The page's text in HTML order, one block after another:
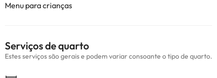
Menu para crianças
Serviços de quarto
Estes serviços são gerais e podem variar consoante o tipo de quarto.